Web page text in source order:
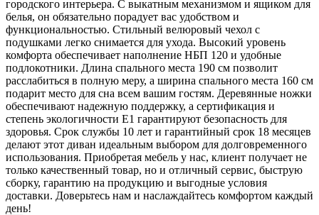
городского интерьера. С выкатным механизмом и ящиком для
белья, он обязательно порадует вас удобством и
функциональностью. Стильный велюровый чехол с
подушками легко снимается для ухода. Высокий уровень
комфорта обеспечивает наполнение НБП 120 и удобные
подлокотники. Длина спального места 190 см позволит
расслабиться в полную меру, а ширина спального места 160 см
подарит место для сна всем вашим гостям. Деревянные ножки
обеспечивают надежную поддержку, а сертификация и
степень экологичности Е1 гарантируют безопасность для
здоровья. Срок службы 10 лет и гарантийный срок 18 месяцев
делают этот диван идеальным выбором для долговременного
использования. Приобретая мебель у нас, клиент получает не
только качественный товар, но и отличный сервис, быструю
сборку, гарантию на продукцию и выгодные условия
доставки. Доверьтесь нам и наслаждайтесь комфортом каждый
день!